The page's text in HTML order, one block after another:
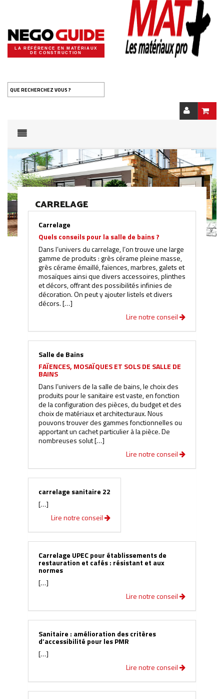
LA RÉFÉRENCE EN MATÉRIAUX
DE CONSTRUCTION
QUE RECHERCHEZ VOUS ?
CARRELAGE
Carrelage
Quels conseils pour la salle de bains ?
Dans l’univers du carrelage, l’on trouve une large
gamme de produits : grès cérame pleine masse,
grès cérame émaillé, faïences, marbres, galets et
mosaïques ainsi que divers accessoires, plinthes
et décors, offrant des possibilités infinies de
décoration. On peut y ajouter listels et divers
décors. […]
Lire notre conseil
Salle de Bains
FAÏENCES, MOSAÏQUES ET SOLS DE SALLE DE
BAINS
Dans l’univers de la salle de bains, le choix des
produits pour le sanitaire est vaste, en fonction
de la configuration des pièces, du budget et des
choix de matériaux et architecturaux. Nous
pouvons trouver des gammes fonctionnelles ou
apportant un cachet particulier à la pièce. De
nombreuses solut […]
Lire notre conseil
carrelage sanitaire 22
[…]
Lire notre conseil
Carrelage UPEC pour établissements de
restauration et cafés : résistant et aux
normes
[…]
Lire notre conseil
Sanitaire : amélioration des critères
d’accessibilité pour les PMR
[…]
Lire notre conseil